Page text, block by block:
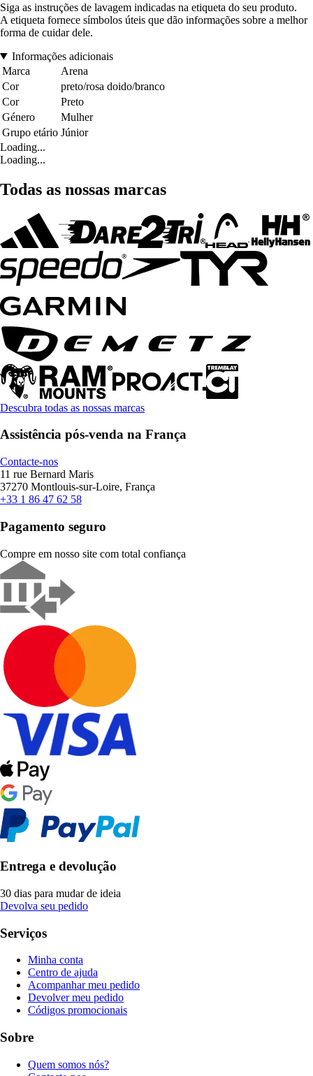
Siga as instruções de lavagem indicadas na etiqueta do seu produto.
A etiqueta fornece símbolos úteis que dão informações sobre a melhor
forma de cuidar dele.
Informações adicionais
Marca
Arena
Cor
preto/rosa doido/branco
Cor
Preto
Género
Mulher
Grupo etário Júnior
Loading...
Loading...
Todas as nossas marcas
Descubra todas as nossas marcas
Assistência pós-venda na França
Contacte-nos
11 rue Bernard Maris
37270 Montlouis-sur-Loire, França
+33 1 86 47 62 58
Pagamento seguro
Compre em nosso site com total confiança
Entrega e devolução
30 dias para mudar de ideia
Devolva seu pedido
Serviços
Minha conta
Centro de ajuda
Acompanhar meu pedido
Devolver meu pedido
Códigos promocionais
Sobre
Quem somos nós?